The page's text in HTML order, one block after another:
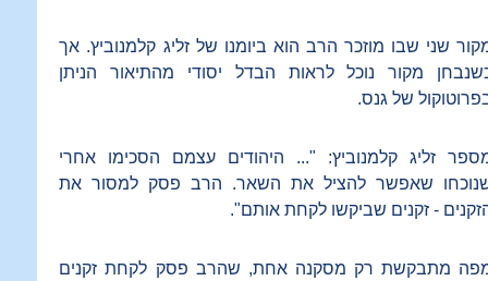
שני שבו מוזכר הרב הוא ביומנו של זליג קלמנוביץ. אך
מקור נוכל לראות הבדל יסודי מהתיאור הניתן
של גנס.
זליג קלמנוביץ: "... היהודים עצמם הסכימו אחרי
שאפשר להציל את השאר. הרב פסק למסור את
- זקנים שביקשו לקחת אותם".
מתבקשת רק מסקנה אחת, שהרב פסק לקחת זקנים